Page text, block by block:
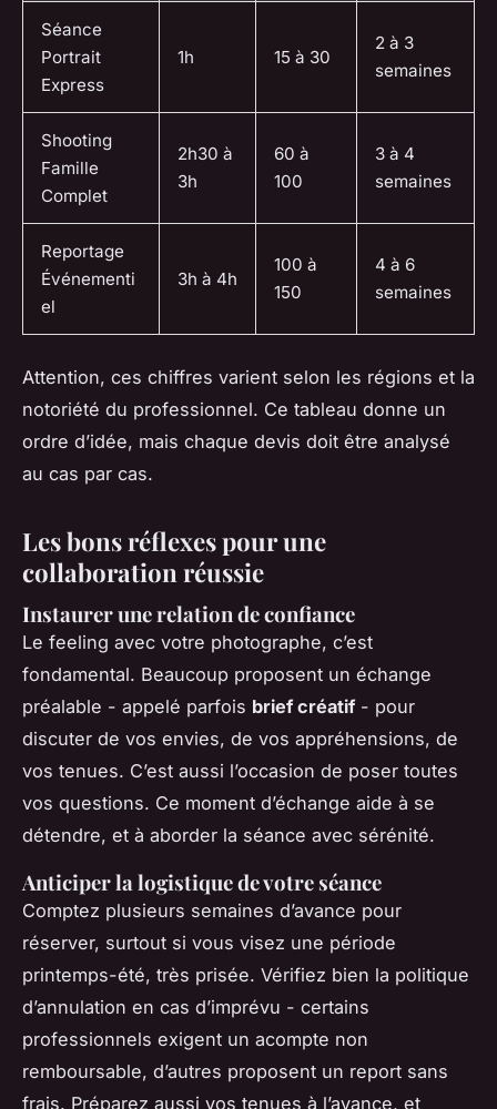
Séance
Portrait
Express
1h 15 à 30
2 à 3
semaines
Shooting
Famille
Complet
2h30 à
3h
60 à
100
3 à 4
semaines
Reportage
Événementi
el
3h à 4h
100 à
150
4 à 6
semaines
Attention, ces chiffres varient selon les régions et la
notoriété du professionnel. Ce tableau donne un
ordre d’idée, mais chaque devis doit être analysé
au cas par cas.
Les bons réflexes pour une
collaboration réussie
Instaurer une relation de confiance
Le feeling avec votre photographe, c’est
fondamental. Beaucoup proposent un échange
préalable - appelé parfois brief créatif- pour
discuter de vos envies, de vos appréhensions, de
vos tenues. C’est aussi l’occasion de poser toutes
vos questions. Ce moment d’échange aide à se
détendre, et à aborder la séance avec sérénité.
Anticiper la logistique de votre séance
Comptez plusieurs semaines d’avance pour
réserver, surtout si vous visez une période
printemps-été, très prisée. Vérifiez bien la politique
d’annulation en cas d’imprévu - certains
professionnels exigent un acompte non
remboursable, d’autres proposent un report sans
frais. Préparez aussi vos tenues à l’avance, et